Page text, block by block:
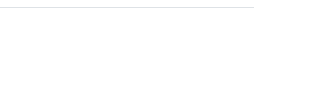
48.5598447 ], [ 9.3432645,